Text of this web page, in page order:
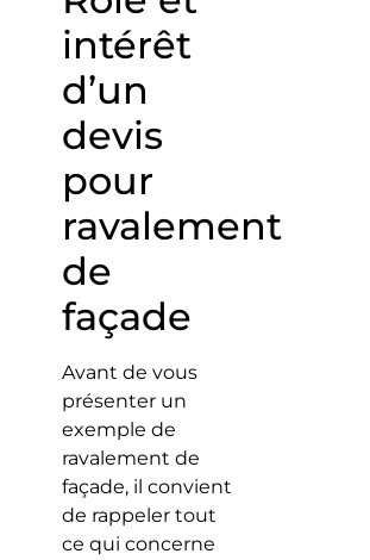
intérêt
d’un
devis
pour
ravalement
de
façade
Avant de vous
présenter un
exemple de
ravalement de
façade, il convient
de rappeler tout
ce qui concerne